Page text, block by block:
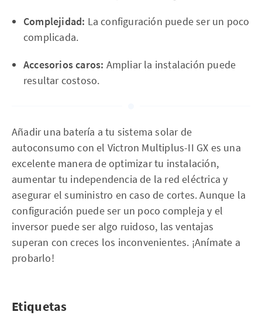
Complejidad: La configuración puede ser un poco
complicada.
Accesorios caros: Ampliar la instalación puede
resultar costoso.
Añadir una batería a tu sistema solar de
autoconsumo con el Victron Multiplus-II GX es una
excelente manera de optimizar tu instalación,
aumentar tu independencia de la red eléctrica y
asegurar el suministro en caso de cortes. Aunque la
configuración puede ser un poco compleja y el
inversor puede ser algo ruidoso, las ventajas
superan con creces los inconvenientes. ¡Anímate a
probarlo!
Etiquetas